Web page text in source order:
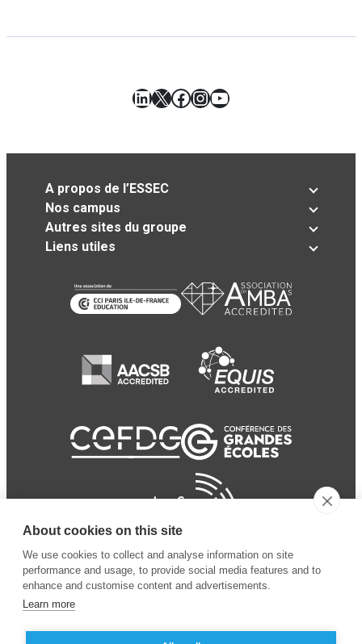
LinkedIn
X Facebook
Instagram
YouTube
A propos de l’ESSEC
Nos campus
Autres sites du groupe
Liens utiles
About cookies on this site
We use cookies to collect and analyse information on site
performance and usage, to provide social media features and to
enhance and customise content and advertisements.
Learn more